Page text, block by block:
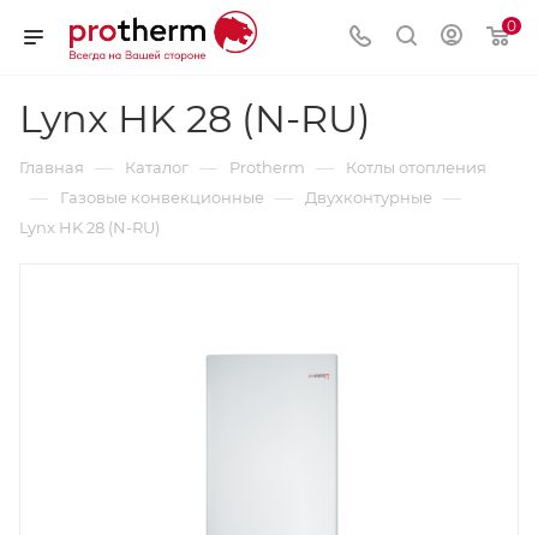
0
Lynx HK 28 (N-RU)
Главная — Каталог — Protherm — Котлы отопления
— Газовые конвекционные — Двухконтурные —
Lynx HK 28 (N-RU)